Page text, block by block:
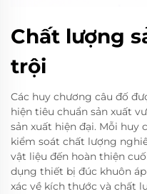
Chất lượng
trội
Các huy chương câu đố
hiện tiêu chuẩn sản xuất
sản xuất hiện đại. Mỗi huy
kiểm soát chất lượng
vật liệu đến hoàn thiện
dụng thiết bị đúc khuôn
xác về kích thước và chất